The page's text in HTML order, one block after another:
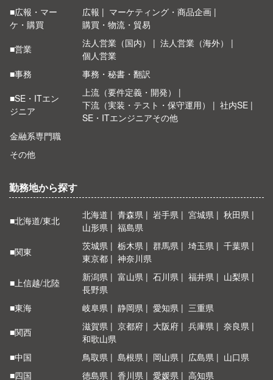
■広報・マー
ケ・購買
広報
マーケティング・商品企画
購買・物流・貿易
■営業
法人営業（国内）
法人営業（海外）
個人営業
■事務
事務・秘書・翻訳
■SE・ITエン
ジニア
上流（要件定義・開発）
下流（実装・テスト・保守運用）
社内SE
SE・ITエンジニアその他
金融系専門職
その他
勤務地から探す
■北海道/東北 北海道 青森県 岩手県 宮城県
秋田県
山形県
福島県
■関東
茨城県 栃木県 群馬県 埼玉県
千葉県
東京都
神奈川県
■上信越/北陸
新潟県 富山県 石川県 福井県
山梨県
長野県
■東海
岐阜県 静岡県 愛知県
三重県
■関西
滋賀県 京都府 大阪府 兵庫県
奈良県
和歌山県
■中国
鳥取県 島根県 岡山県 広島県
山口県
■四国
徳島県 香川県 愛媛県 高知県